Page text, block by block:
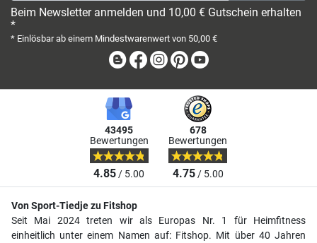
Beim Newsletter anmelden und 10,00 € Gutschein erhalten
*
* Einlösbar ab einem Mindestwarenwert von 50,00 €
BlogFacebook
Instagram
Pinterest
43495
Bewertungen
4.85/ 5.00
678
Bewertungen
4.75/ 5.00
Von Sport-Tiedje zu Fitshop
Seit Mai 2024 treten wir als Europas Nr. 1 für Heimfitness
einheitlich unter einem Namen auf: Fitshop. Mit über 40 Jahren